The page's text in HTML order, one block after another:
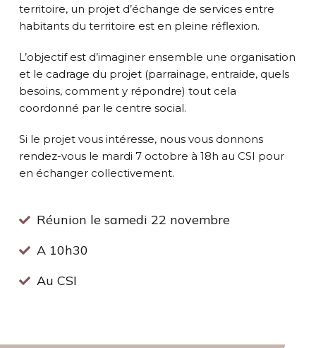
territoire, un projet d’échange de services entre
habitants du territoire est en pleine réflexion.
L’objectif est d’imaginer ensemble une organisation
et le cadrage du projet (parrainage, entraide, quels
besoins, comment y répondre) tout cela
coordonné par le centre social.
Si le projet vous intéresse, nous vous donnons
rendez-vous le mardi 7 octobre à 18h au CSI pour
en échanger collectivement.
Réunion le samedi 22 novembre
A 10h30
Au CSI